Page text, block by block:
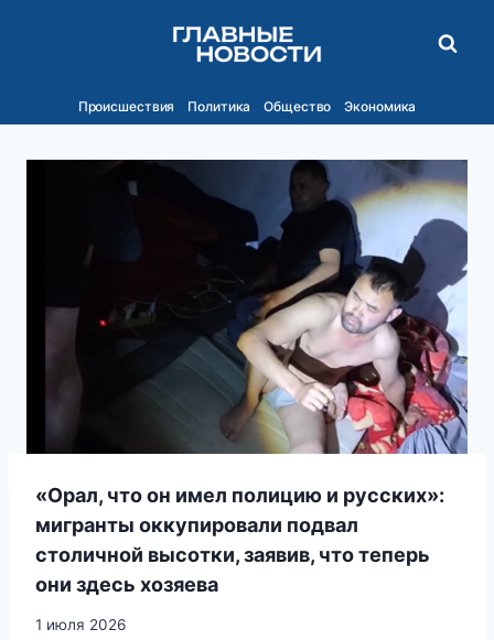
Происшествия Политика Общество Экономика
«Орал, что он имел полицию и русских»:
мигранты оккупировали подвал
столичной высотки, заявив, что теперь
они здесь хозяева
1 июля 2026